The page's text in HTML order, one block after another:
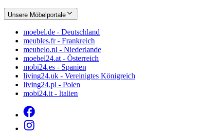
Unsere Möbelportale
moebel.de - Deutschland
meubles.fr - Frankreich
meubelo.nl - Niederlande
moebel24.at - Österreich
mobi24.es - Spanien
living24.uk - Vereinigtes Königreich
living24.pl - Polen
mobi24.it - Italien